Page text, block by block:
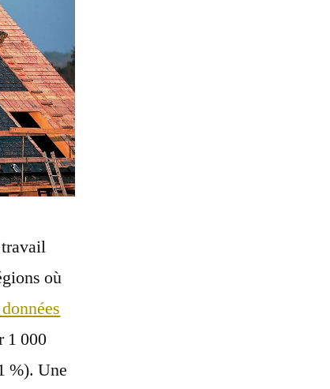
travail
où
1 000
%). Une